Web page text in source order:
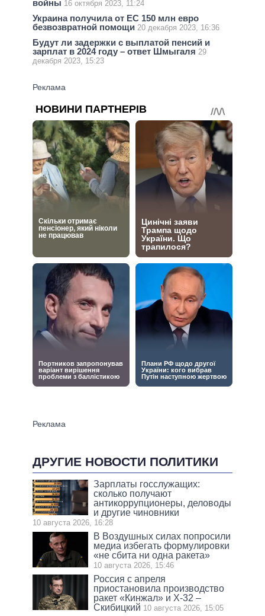
войны 16 октября 2023, 11:24
Украина получила от ЕС 150 млн евро
безвозвратной помощи 20 декабря 2023, 16:36
Будут ли задержки с выплатой пенсий и
зарплат в 2024 году – ответ Шмыгаля 29
декабря 2023, 15:23
ДРУГИЕ НОВОСТИ ПОЛИТИКИ
Зарплаты госслужащих:
сколько получают
антикоррупционеры, деловоды
и другие чиновники
10 августа 2026, 16:28
В Воздушных силах попросили
медиа избегать формулировки
«не сбита ни одна ракета»
10 августа 2026, 15:46
Россия с апреля
приостановила производство
ракет «Кинжал» и Х-32 –
Скибицкий 10 августа 2026, 15:05